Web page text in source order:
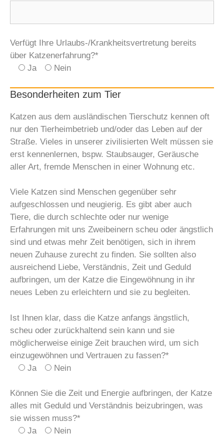
Verfügt Ihre Urlaubs-/Krankheitsvertretung bereits
über Katzenerfahrung?*
Ja
Nein
Besonderheiten zum Tier
Katzen aus dem ausländischen Tierschutz kennen oft
nur den Tierheimbetrieb und/oder das Leben auf der
Straße. Vieles in unserer zivilisierten Welt müssen sie
erst kennenlernen, bspw. Staubsauger, Geräusche
aller Art, fremde Menschen in einer Wohnung etc.
Viele Katzen sind Menschen gegenüber sehr
aufgeschlossen und neugierig. Es gibt aber auch
Tiere, die durch schlechte oder nur wenige
Erfahrungen mit uns Zweibeinern scheu oder ängstlich
sind und etwas mehr Zeit benötigen, sich in ihrem
neuen Zuhause zurecht zu finden. Sie sollten also
ausreichend Liebe, Verständnis, Zeit und Geduld
aufbringen, um der Katze die Eingewöhnung in ihr
neues Leben zu erleichtern und sie zu begleiten.
Ist Ihnen klar, dass die Katze anfangs ängstlich,
scheu oder zurückhaltend sein kann und sie
möglicherweise einige Zeit brauchen wird, um sich
einzugewöhnen und Vertrauen zu fassen?*
Ja
Nein
Können Sie die Zeit und Energie aufbringen, der Katze
alles mit Geduld und Verständnis beizubringen, was
sie wissen muss?*
Ja
Nein